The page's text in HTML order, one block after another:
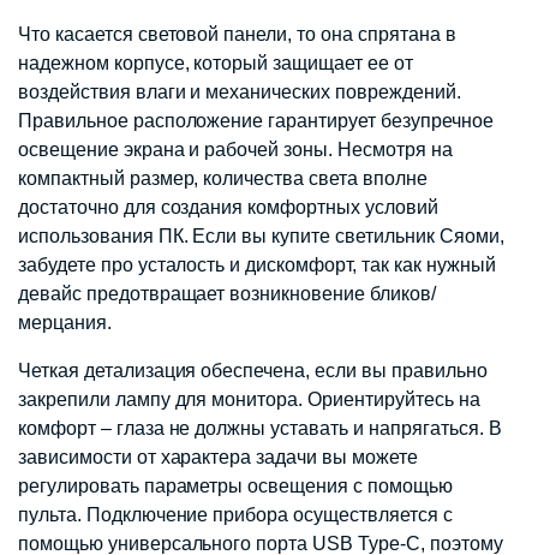
Что касается световой панели, то она спрятана в
надежном корпусе, который защищает ее от
воздействия влаги и механических повреждений.
Правильное расположение гарантирует безупречное
освещение экрана и рабочей зоны. Несмотря на
компактный размер, количества света вполне
достаточно для создания комфортных условий
использования ПК. Если вы купите светильник Сяоми,
забудете про усталость и дискомфорт, так как нужный
девайс предотвращает возникновение бликов/
мерцания.
Четкая детализация обеспечена, если вы правильно
закрепили лампу для монитора. Ориентируйтесь на
комфорт – глаза не должны уставать и напрягаться. В
зависимости от характера задачи вы можете
регулировать параметры освещения с помощью
пульта. Подключение прибора осуществляется с
помощью универсального порта USB Type-C, поэтому